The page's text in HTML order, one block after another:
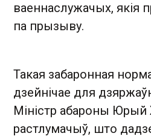
ваеннаслужачых, якія
па прызыву.
Такая забаронная
дзейнічае для
Міністр абароны Юрый
растлумачыў, што